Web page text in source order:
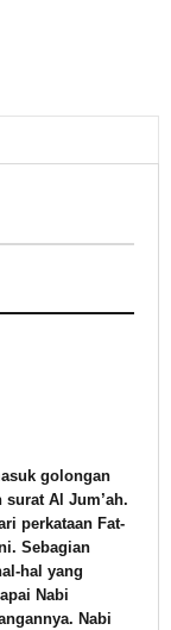
golongan
Al Jum’ah.
perkataan Fat-
Sebagian
hal yang
Nabi
Nabi